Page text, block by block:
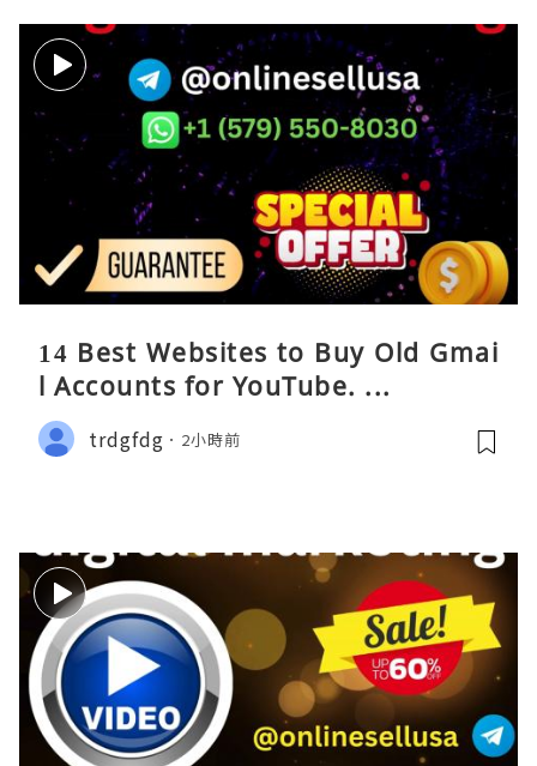
14 Best Websites to Buy Old Gmai
l Accounts for YouTube. ...
trdgfdg 2小時前